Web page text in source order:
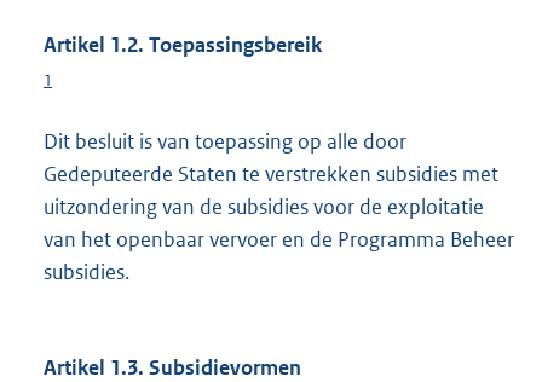
Artikel 1.2. Toepassingsbereik
1
Dit besluit is van toepassing op alle door
Gedeputeerde Staten te verstrekken subsidies met
uitzondering van de subsidies voor de exploitatie
van het openbaar vervoer en de Programma Beheer
subsidies.
Artikel 1.3. Subsidievormen